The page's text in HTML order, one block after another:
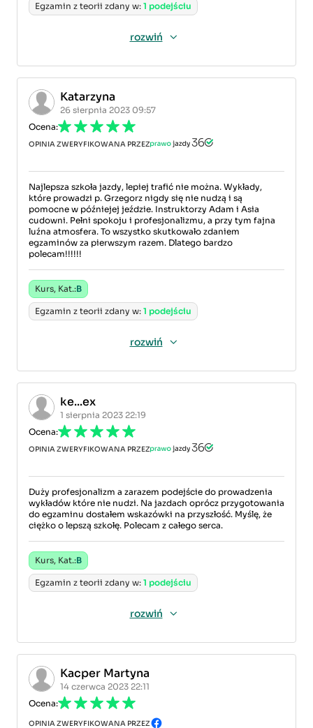
Egzamin z teorii zdany w: 1 podejściu
rozwiń
Katarzyna
26 sierpnia 2023 09:57
Ocena:
OPINIA ZWERYFIKOWANA PRZEZ
Najlepsza szkoła jazdy, lepiej trafić nie można. Wykłady,
które prowadzi p. Grzegorz nigdy się nie nudzą i są
pomocne w późniejej jeździe. Instruktorzy Adam i Asia
cudowni. Pełni spokoju i profesjonalizmu, a przy tym fajna
luźna atmosfera. To wszystko skutkowało zdaniem
egzaminów za pierwszym razem. Dlatego bardzo
polecam!!!!!!
Kurs, Kat.:B
Egzamin z teorii zdany w: 1 podejściu
rozwiń
ke...ex
1 sierpnia 2023 22:19
Ocena:
OPINIA ZWERYFIKOWANA PRZEZ
Duży profesjonalizm a zarazem podejście do prowadzenia
wykładów które nie nudzi. Na jazdach oprócz przygotowania
do egzaminu dostałem wskazówki na przyszłość. Myślę, że
ciężko o lepszą szkołę. Polecam z całego serca.
Kurs, Kat.:B
Egzamin z teorii zdany w: 1 podejściu
rozwiń
Kacper Martyna
14 czerwca 2023 22:11
Ocena:
OPINIA ZWERYFIKOWANA PRZEZ